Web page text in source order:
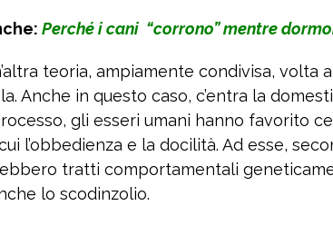
Perché i cani “corrono” mentre
teoria, ampiamente condivisa, volta
Anche in questo caso, c’entra la
gli esseri umani hanno favorito
l’obbedienza e la docilità. Ad esse,
tratti comportamentali
lo scodinzolio.